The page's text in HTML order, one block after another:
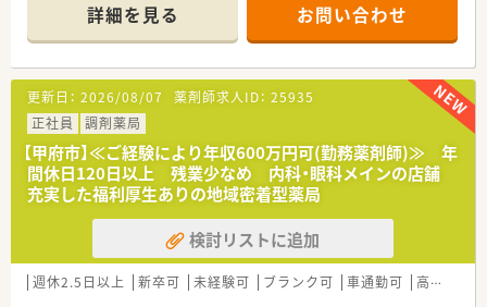
■人間関係の良さを重視しており、和気あいあいとした雰囲気の
中で楽しみながらお仕事を続けたい方に自信を持って提案でき
る案件です。
【法人特徴について】
■吉祥寺エリアに特化したドミナント展開を行っているため、転
居を伴う異動の心配がなく、住み慣れた地域で腰を据えて働けま
す。
■全店舗が基準調剤算定施設に指定されており、高い専門性を持
って患者様に向き合うことができるワンランク上の環境が魅力
です。
■最新設備の導入に積極的でアミボイス等も活用しており、薬剤
師が安心して本来の業務に集中できるインフラが整っている法
人です。
＊------------------------------------------＊
【店舗情報と応需状況について】
■吉祥寺駅から徒歩12分ほどの商店街に位置しており、近隣の
大病院からクリニックまで幅広い処方箋を受け付けておりま
す。
■内科、耳鼻科、小児科をメインに1日約40枚応需しており、地域
の方々との深いコミュニケーションを大切にする環境です。
■在宅業務には積極的には取り組んでいない方針のため、外来の
患者様への丁寧な服薬指導や接遇に専念することが可能です。
【募集背景と求める人物像について】
■サービス向上のための増員募集となっており、これまでの経験
よりも誠実さや柔軟性といったお人柄を第一に考えた採用で
す。
詳細を見る お問い合わせ
更新日： 2026/08/07 薬剤師求人ID： 25935
正社員
調剤薬局
【甲府市】≪ご経験により年収600万円可(勤務薬剤師)≫ 年
間休日120日以上 残業少なめ 内科・眼科メインの店舗
充実した福利厚生ありの地域密着型薬局
検討リストに追加
週休2.5日以上 新卒可 未経験可 ブランク可 車通勤可 高給与(600万円以上)